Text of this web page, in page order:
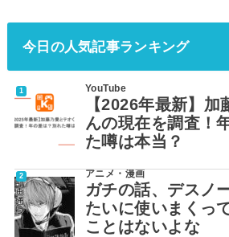
今日の人気記事ランキング
YouTube
【2026年最新】加
んの現在を調査！
た噂は本当？
アニメ・漫画
ガチの話、デスノ
たいに使いまくっ
ことはないよな